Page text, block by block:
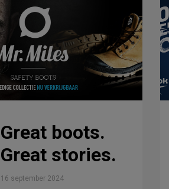
Great boots.
Great stories.
16 september 2024